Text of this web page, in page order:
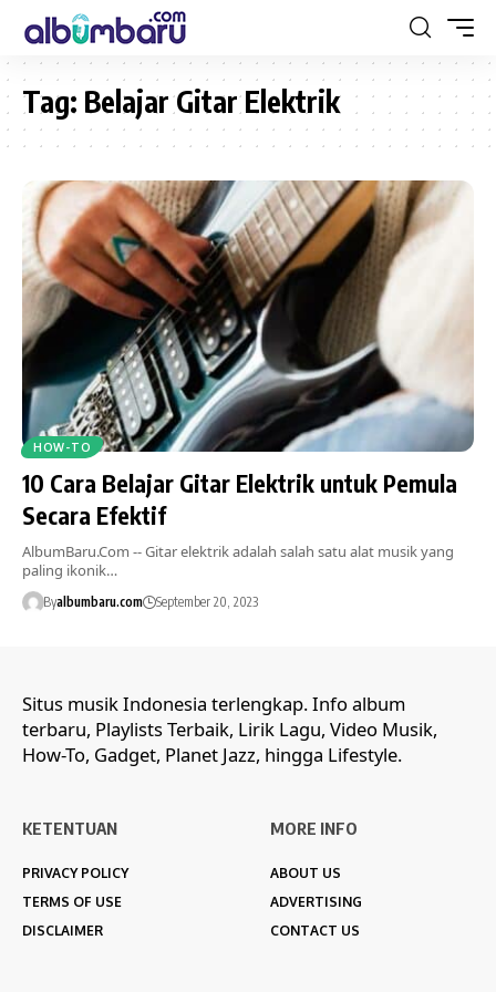
Tag: Belajar Gitar Elektrik
HOW-TO
10 Cara Belajar Gitar Elektrik untuk Pemula
Secara Efektif
AlbumBaru.Com -- Gitar elektrik adalah salah satu alat musik yang
paling ikonik…
Byalbumbaru.com September 20, 2023
Situs musik Indonesia terlengkap. Info album
terbaru, Playlists Terbaik, Lirik Lagu, Video Musik,
How-To, Gadget, Planet Jazz, hingga Lifestyle.
KETENTUAN
PRIVACY POLICY
TERMS OF USE
DISCLAIMER
MORE INFO
ABOUT US
ADVERTISING
CONTACT US